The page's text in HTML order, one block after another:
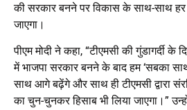
की सरकार बनने पर विकास के साथ-साथ हर
जाएगा।
पीएम मोदी ने कहा, “टीएमसी की गुंडागर्दी
में भाजपा सरकार बनने के बाद हम ‘सबका
साथ आगे बढ़ेंगे और साथ ही टीएमसी द्वारा
का चुन-चुनकर हिसाब भी लिया जाएगा।”